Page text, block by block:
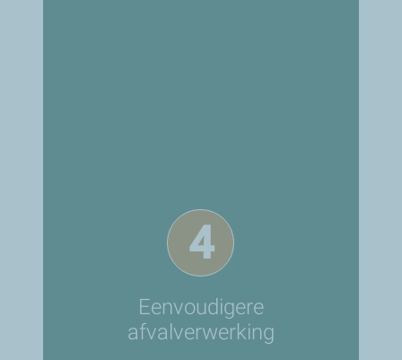
4
Eenvoudigere
afvalverwerking